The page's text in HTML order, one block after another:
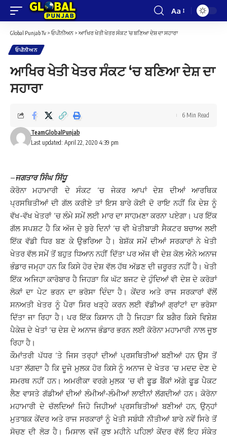
Font
Aa
Global Punjab Tv > ਓਪੀਨੀਅਨ > ਆਖਿਰ ਖੇਤੀ ਖੇਤਰ ਸੰਕਟ ‘ਚ ਬਣਿਆ ਦੇਸ਼ ਦਾ ਸਹਾਰਾ
ਓਪੀਨੀਅਨ
ਆਖਿਰ ਖੇਤੀ ਖੇਤਰ ਸੰਕਟ ‘ਚ ਬਣਿਆ ਦੇਸ਼ ਦਾ
ਸਹਾਰਾ
Last updated: April 22, 2020 4:39 pm
TeamGlobalPunjab
6 Min Read
–ਜਗਤਾਰ ਸਿੰਘ ਸਿੱਧੂ
ਕੋਰੋਨਾ ਮਹਾਮਾਰੀ ਦੇ ਸੰਕਟ ‘ਚ ਜੇਕਰ ਆਪਾਂ ਦੇਸ਼ ਦੀਆਂ ਆਰਥਿਕ
ਪ੍ਰਸਥਿਤੀਆਂ ਦੀ ਗੱਲ ਕਰੀਏ ਤਾਂ ਇਸ ਬਾਰੇ ਕੋਈ ਦੋ ਰਾਇ ਨਹੀਂ ਕਿ ਦੇਸ਼ ਨੂੰ
ਵੱਖ-ਵੱਖ ਖੇਤਰਾਂ ‘ਚ ਲੰਮੇ ਸਮੇਂ ਲਈ ਮਾਰ ਦਾ ਸਾਹਮਣਾ ਕਰਨਾ ਪਏਗਾ। ਪਰ ਇੱਕ
ਗੱਲ ਸਪਸ਼ਟ ਹੈ ਕਿ ਅੱਜ ਦੇ ਬੁਰੇ ਦਿਨਾਂ ‘ਚ ਵੀ ਖੇਤੀਬਾੜੀ ਸੈਕਟਰ ਬਚਾਅ ਲਈ
ਇੱਕ ਵੱਡੀ ਧਿਰ ਬਣ ਕੇ ਉਭਰਿਆ ਹੈ। ਬੇਸ਼ੱਕ ਸਮੇਂ ਦੀਆਂ ਸਰਕਾਰਾਂ ਨੇ ਖੇਤੀ
ਖੇਤਰ ਵੱਲ ਸਮੇਂ ਤੋਂ ਬਹੁਤ ਧਿਆਨ ਨਹੀਂ ਦਿੱਤਾ ਪਰ ਅੱਜ ਵੀ ਦੇਸ਼ ਕੋਲ ਐਨੇ ਅਨਾਜ
ਭੰਡਾਰ ਜਮ੍ਹਾ ਹਨ ਕਿ ਕਿਸੇ ਹੋਰ ਦੇਸ਼ ਵੱਲ ਹੱਥ ਅੱਡਣ ਦੀ ਜ਼ਰੂਰਤ ਨਹੀਂ ਹੈ। ਖੇਤੀ
ਇੱਕ ਅਜਿਹਾ ਕਾਰੋਬਾਰ ਹੈ ਜਿਹੜਾ ਕਿ ਘੱਟ ਬਜਟ ਦੇ ਹੁੰਦਿਆਂ ਵੀ ਦੇਸ਼ ਦੇ ਕਰੋੜਾਂ
ਲੋਕਾਂ ਦਾ ਪੇਟ ਭਰਨ ਦਾ ਭਰੋਸਾ ਦਿੰਦਾ ਹੈ। ਕੇਂਦਰ ਅਤੇ ਰਾਜ ਸਰਕਾਰਾਂ ਵੱਲੋਂ
ਸਨਅਤੀ ਖੇਤਰ ਨੂੰ ਪੈਰਾ ਸਿਰ ਖੜ੍ਹੇ ਕਰਨ ਲਈ ਵੱਡੀਆਂ ਗ੍ਰਾਂਟਾਂ ਦਾ ਭਰੋਸਾ
ਦਿੱਤਾ ਜਾ ਰਿਹਾ ਹੈ। ਪਰ ਇੱਕ ਕਿਸਾਨ ਹੀ ਹੈ ਜਿਹੜਾ ਕਿ ਬਗੈਰ ਕਿਸੇ ਵਿਸ਼ੇਸ਼
ਪੈਕੇਜ਼ ਦੇ ਖੇਤਾਂ ‘ਚ ਦੇਸ਼ ਦੇ ਅਨਾਜ ਭੰਡਾਰ ਭਰਨ ਲਈ ਕੋਰੋਨਾ ਮਹਾਮਾਰੀ ਨਾਲ ਜੂਝ
ਰਿਹਾ ਹੈ।
ਕੌਮਾਂਤਰੀ ਪੱਧਰ ‘ਤੇ ਜਿਸ ਤਰ੍ਹਾਂ ਦੀਆਂ ਪ੍ਰਸਥਿਤੀਆਂ ਬਣੀਆਂ ਹਨ ਉਸ ਤੋਂ
ਪਤਾ ਲੱਗਦਾ ਹੈ ਕਿ ਦੂਜੇ ਮੁਲਕ ਹੋਰ ਕਿਸੇ ਨੂੰ ਅਨਾਜ ਦੇ ਖੇਤਰ ‘ਚ ਮਦਦ ਦੇਣ ਦੇ
ਸਮਰਥ ਨਹੀਂ ਹਨ। ਅਮਰੀਕਾ ਵਰਗੇ ਮੁਲਕ ‘ਚ ਵੀ ਫੂਡ ਬੈਂਕਾਂ ਅੱਗੇ ਫੂਡ ਪੈਕਟ
ਲੈਣ ਵਾਸਤੇ ਗੱਡੀਆਂ ਦੀਆਂ ਲੰਮੀਆਂ-ਲੰਮੀਆਂ ਲਾਈਨਾਂ ਲੱਗਦੀਆਂ ਹਨ। ਕੋਰੋਨਾ
ਮਹਾਮਾਰੀ ਦੇ ਚੱਲਦਿਆਂ ਜਿਹੋ ਜਿਹੀਆਂ ਪ੍ਰਸਥਿਤੀਆਂ ਬਣੀਆਂ ਹਨ, ਉਨ੍ਹਾਂ
ਮੁਤਾਬਕ ਕੇਂਦਰ ਅਤੇ ਰਾਜ ਸਰਕਾਰਾਂ ਨੂੰ ਖੇਤੀ ਸਬੰਧੀ ਨੀਤੀਆਂ ਬਾਰੇ ਨਵੇਂ ਸਿਰੇ ਤੋਂ
ਸੋਚਣ ਦੀ ਲੋੜ ਹੈ। ਮਿਸਾਲ ਵਜੋਂ ਕੁਝ ਮਹੀਨੇ ਪਹਿਲਾਂ ਕੇਂਦਰ ਵੱਲੋਂ ਇਹ ਸੰਕੇਤ